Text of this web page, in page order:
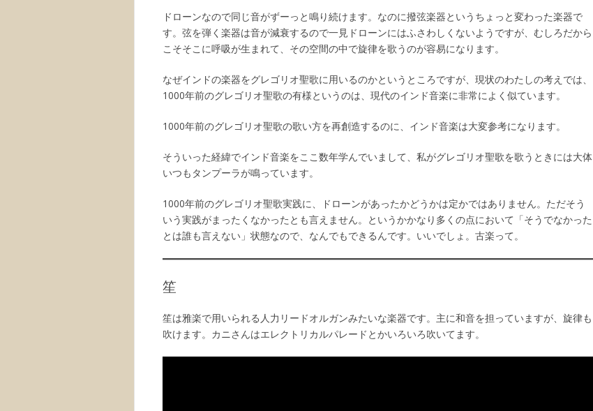
ドローンなので同じ音がずーっと鳴り続けます。なのに撥弦楽器というちょっと変わった楽器で
す。弦を弾く楽器は音が減衰するので一見ドローンにはふさわしくないようですが、むしろだから
こそそこに呼吸が生まれて、その空間の中で旋律を歌うのが容易になります。
なぜインドの楽器をグレゴリオ聖歌に用いるのかというところですが、現状のわたしの考えでは、
1000年前のグレゴリオ聖歌の有様というのは、現代のインド音楽に非常によく似ています。
1000年前のグレゴリオ聖歌の歌い方を再創造するのに、インド音楽は大変参考になります。
そういった経緯でインド音楽をここ数年学んでいまして、私がグレゴリオ聖歌を歌うときには大体
いつもタンプーラが鳴っています。
1000年前のグレゴリオ聖歌実践に、ドローンがあったかどうかは定かではありません。ただそう
いう実践がまったくなかったとも言えません。というかかなり多くの点において「そうでなかった
とは誰も言えない」状態なので、なんでもできるんです。いいでしょ。古楽って。
笙
笙は雅楽で用いられる人力リードオルガンみたいな楽器です。主に和音を担っていますが、旋律も
吹けます。カニさんはエレクトリカルパレードとかいろいろ吹いてます。